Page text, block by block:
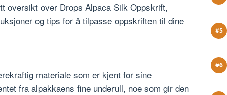
oversikt over Drops Alpaca Silk Oppskrift,
og tips for å tilpasse oppskriften til dine
materiale som er kjent for sine
fra alpakkaens fine underull, noe som gir den